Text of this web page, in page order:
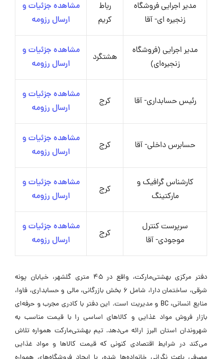
مدیر اجرایی فروشگاه
زنجیره‌ ای- آقا
رباط
کریم
مشاهده جزئیات و
ارسال رزومه
مدیر اجرایی (فروشگاه
زنجیره‌ای)
هشتگرد
مشاهده جزئیات و
ارسال رزومه
رئیس حسابداری- آقا کرج
مشاهده جزئیات و
ارسال رزومه
حسابرس داخلی- آقا کرج
مشاهده جزئیات و
ارسال رزومه
کارشناس گرافیک و
مارکتینگ
کرج
مشاهده جزئیات و
ارسال رزومه
سرپرست کنترل
موجودی- آقا
کرج
مشاهده جزئیات و
ارسال رزومه
دفتر مرکزی بهشتی‌مارکت، واقع در ۴۵ متری گلشهر، خیابان پونه
شرقی، ساختمان دارا، شامل ۶ بخش بازرگانی، مالی و حسابداری، فاوا،
منابع انسانی، BC و مدیریت است. این دفتر با کادری مجرب و حرفه‌ای
بازار فروش مواد غذایی و کالاهای اساسی را با قیمت مناسب به
شهروندان استان البرز ارائه می‌دهد. تیم بهشتی‌مارکت همواره تلاش
می‌کند در شرایط اقتصادی کنونی که قیمت کالاها و مواد غذایی